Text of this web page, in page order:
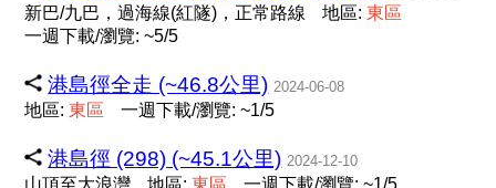
新巴/九巴，過海線(紅隧)，正常路線 地區:東區
一週下載/瀏覽: ~5/5
港島徑全走 (~46.8公里) 2024-06-08
地區:東區 一週下載/瀏覽: ~1/5
港島徑 (298) (~45.1公里) 2024-12-10
山頂至大浪灣 地區:東區 一週下載/瀏覽: ~1/5